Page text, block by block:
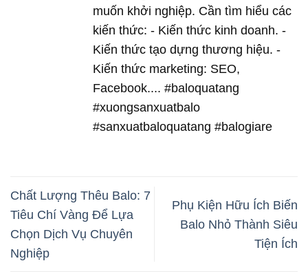
muốn khởi nghiệp. Cần tìm hiểu các
kiến thức: - Kiến thức kinh doanh. -
Kiến thức tạo dựng thương hiệu. -
Kiến thức marketing: SEO,
Facebook.... #baloquatang
#xuongsanxuatbalo
#sanxuatbaloquatang #balogiare
Chất Lượng Thêu Balo: 7
Tiêu Chí Vàng Để Lựa
Chọn Dịch Vụ Chuyên
Nghiệp
Phụ Kiện Hữu Ích Biến
Balo Nhỏ Thành Siêu
Tiện Ích